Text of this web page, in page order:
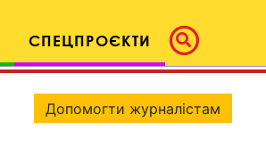
СПЕЦПРОЄКТИ
Допомогти журналістам